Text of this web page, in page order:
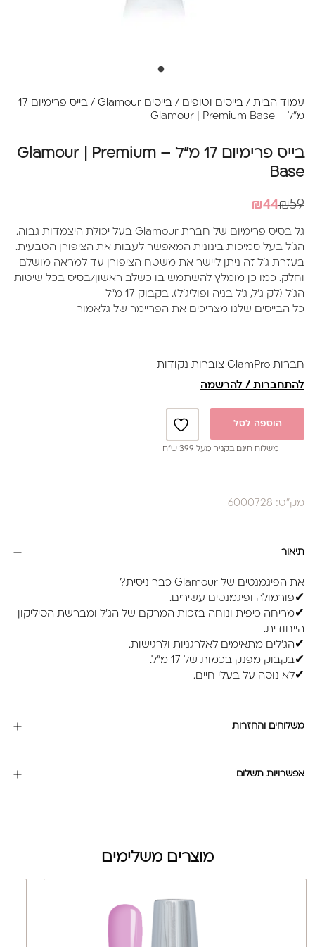
עמוד הבית / בייסים וטופים / בייסים Glamour
/ בייס פרימיום 17
מ"ל – Glamour | Premium Base
בייס פרימיום 17 מ"ל – Glamour | Premium
Base
₪59
המחיר
היה:
₪59.
₪44
המחיר
הוא:
₪44.
גל בסיס פרימיום של חברת Glamour בעל יכולת היצמדות גבוה.
הג'ל בעל סמיכות בינונית המאפשר לעבות את הציפורן הטבעית.
בעזרת ג'ל זה ניתן ליישר את משטח הציפורן עד למראה מושלם
וחלק. כמו כן מומלץ להשתמש בו כשלב ראשון/בסיס בכל שיטות
הג'ל (לק ג'ל, ג'ל בניה ופוליג'ל). בקבוק 17 מ"ל
כל הבייסים שלנו מצריכים את הפריימר של גלאמור
חברות GlamPro צוברות נקודות
להתחברות / להרשמה
הוספה לסל
משלוח חינם בקניה מעל 399 ש”ח
מק"ט: 6000728
תיאור
את הפיגמנטים של Glamour כבר ניסית?
✔פורמולה ופיגמנטים עשירים.
✔מריחה כיפית ונוחה בזכות המרקם של הג'ל ומברשת הסיליקון
הייחודית.
✔הג'לים מתאימים לאלרגניות ולרגישות.
✔בקבוק מפנק בכמות של 17 מ"ל.
✔לא נוסה על בעלי חיים.
משלוחים והחזרות
אפשרויות תשלום
מוצרים משלימים